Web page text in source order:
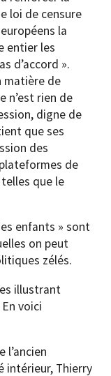
loi de censure
la
entier les
d’accord ».
matière de
n’est rien de
digne de
que ses
des
de
que le
enfants » sont
on peut
zélés.
illustrant
voici
l’ancien
intérieur, Thierry